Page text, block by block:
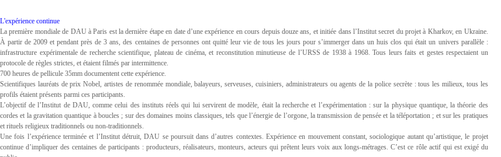
L'expérience continue
La première mondiale de DAU à Paris est la dernière étape en date d’une expérience en cours depuis douze ans, et initiée dans l’Institut secret du projet à Kharkov, en Ukraine.
À partir de 2009 et pendant près de 3 ans, des centaines de personnes ont quitté leur vie de tous les jours pour s’immerger dans un huis clos qui était un univers parallèle :
infrastructure expérimentale de recherche scientifique, plateau de cinéma, et reconstitution minutieuse de l’URSS de 1938 à 1968. Tous leurs faits et gestes respectaient un
protocole de règles strictes, et étaient filmés par intermittence.
700 heures de pellicule 35mm documentent cette expérience.
Scientifiques lauréats de prix Nobel, artistes de renommée mondiale, balayeurs, serveuses, cuisiniers, administrateurs ou agents de la police secrète : tous les milieux, tous les
profils étaient présents parmi ces participants.
L’objectif de l’Institut de DAU, comme celui des instituts réels qui lui servirent de modèle, était la recherche et l’expérimentation : sur la physique quantique, la théorie des
cordes et la gravitation quantique à boucles ; sur des domaines moins classiques, tels que l’énergie de l’orgone, la transmission de pensée et la téléportation ; et sur les pratiques
et rituels religieux traditionnels ou non-traditionnels.
Une fois l’expérience terminée et l’Institut détruit, DAU se poursuit dans d’autres contextes. Expérience en mouvement constant, sociologique autant qu’artistique, le projet
continue d’impliquer des centaines de participants : producteurs, réalisateurs, monteurs, acteurs qui prêtent leurs voix aux longs-métrages. C’est ce rôle actif qui est exigé du